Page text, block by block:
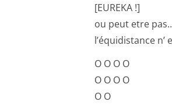
[EUREKA !]
ou peut etre
l’équidistance
O O O O
O O O O
O O